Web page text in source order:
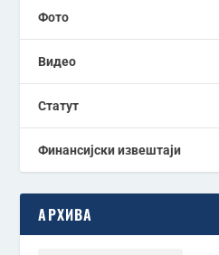
Фото
Видео
Статут
Финансијски извештаји
АРХИВА